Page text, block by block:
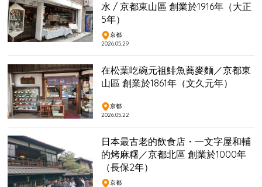
水 / 京都東山區 創業於1916年（大正
5年）
京都
2026.05.29
在松葉吃碗元祖鯡魚蕎麥麵／京都東
山區 創業於1861年（文久元年）
京都
2026.05.22
日本最古老的飲食店・一文字屋和輔
的烤麻糬／京都北區 創業於1000年
（長保2年）
京都